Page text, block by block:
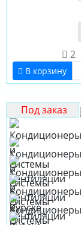
2
В корзину
Под заказ